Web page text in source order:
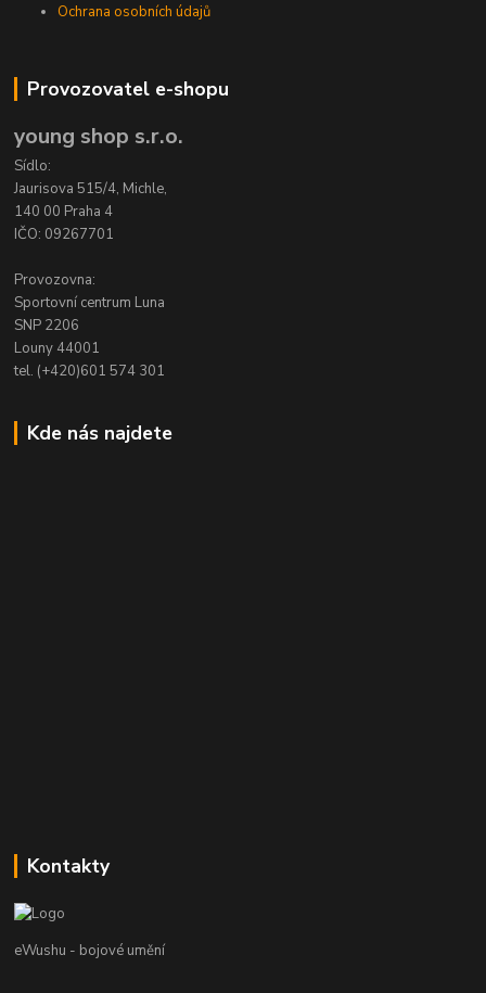
Ochrana osobních údajů
Provozovatel e-shopu
young shop s.r.o.
Sídlo:
Jaurisova 515/4, Michle,
140 00 Praha 4
IČO: 09267701
Provozovna:
Sportovní centrum Luna
SNP 2206
Louny 44001
tel. (+420)601 574 301
Kde nás najdete
Kontakty
eWushu - bojové umění